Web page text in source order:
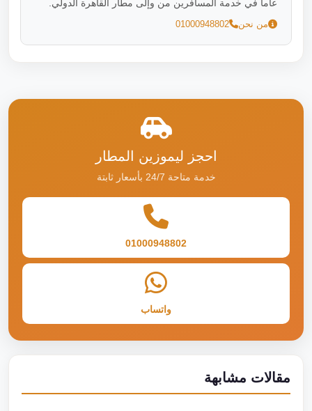
عاماً في خدمة المسافرين من وإلى مطار القاهرة الدولي.
من نحن 01000948802
احجز ليموزين المطار
خدمة متاحة 24/7 بأسعار ثابتة
01000948802
واتساب
مقالات مشابهة